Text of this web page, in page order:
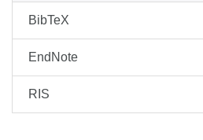
BibTeX
EndNote
RIS